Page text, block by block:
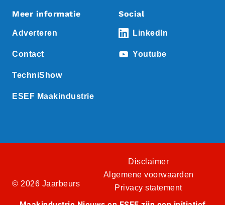
Meer informatie
Adverteren
Contact
TechniShow
ESEF Maakindustrie
Social
LinkedIn
Youtube
© 2026 Jaarbeurs
Disclaimer
Algemene voorwaarden
Privacy statement